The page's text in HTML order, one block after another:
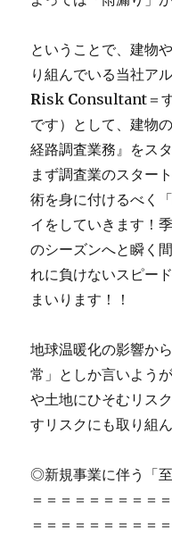
ということで、建物
り組んでいる当社ア
Risk Consultant＝
です）として、建物
経路調査業務』をス
まず調査業のスター
術を身に付けるべく
イをしていきます！
のシーズンへと瞬く
れに負けないスピー
まいります！！
地球温暖化の影響か
常」としか言いよう
や土地にひそむリス
すリスクにも取り組
◎新規事業に伴う「至
＝＝＝＝＝＝＝＝＝
＝＝＝＝＝＝＝＝＝